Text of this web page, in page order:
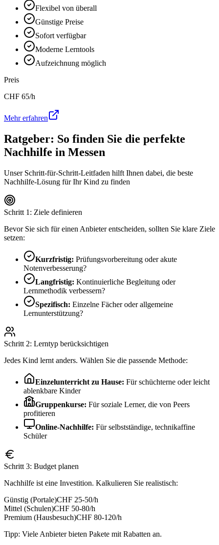
Flexibel von überall
Günstige Preise
Sofort verfügbar
Moderne Lerntools
Aufzeichnung möglich
Preis
CHF 65/h
Mehr erfahren
Ratgeber: So finden Sie die perfekte
Nachhilfe in Messen
Unser Schritt-für-Schritt-Leitfaden hilft Ihnen dabei, die beste
Nachhilfe-Lösung für Ihr Kind zu finden
Schritt 1: Ziele definieren
Bevor Sie sich für einen Anbieter entscheiden, sollten Sie klare Ziele
setzen:
Kurzfristig: Prüfungsvorbereitung oder akute
Notenverbesserung?
Langfristig: Kontinuierliche Begleitung oder
Lernmethodik verbessern?
Spezifisch: Einzelne Fächer oder allgemeine
Lernunterstützung?
Schritt 2: Lerntyp berücksichtigen
Jedes Kind lernt anders. Wählen Sie die passende Methode:
Einzelunterricht zu Hause: Für schüchterne oder leicht
ablenkbare Kinder
Gruppenkurse: Für soziale Lerner, die von Peers
profitieren
Online-Nachhilfe: Für selbstständige, technikaffine
Schüler
Schritt 3: Budget planen
Nachhilfe ist eine Investition. Kalkulieren Sie realistisch:
Günstig (Portale)CHF 25-50/h
Mittel (Schulen)CHF 50-80/h
Premium (Hausbesuch)CHF 80-120/h
Tipp: Viele Anbieter bieten Pakete mit Rabatten an.